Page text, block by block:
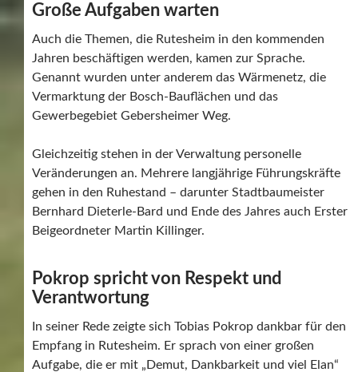
Große Aufgaben warten
Auch die Themen, die Rutesheim in den kommenden
Jahren beschäftigen werden, kamen zur Sprache.
Genannt wurden unter anderem das Wärmenetz, die
Vermarktung der Bosch-Bauflächen und das
Gewerbegebiet Gebersheimer Weg.
Gleichzeitig stehen in der Verwaltung personelle
Veränderungen an. Mehrere langjährige Führungskräfte
gehen in den Ruhestand – darunter Stadtbaumeister
Bernhard Dieterle-Bard und Ende des Jahres auch Erster
Beigeordneter Martin Killinger.
Pokrop spricht von Respekt und
Verantwortung
In seiner Rede zeigte sich Tobias Pokrop dankbar für den
Empfang in Rutesheim. Er sprach von einer großen
Aufgabe, die er mit „Demut, Dankbarkeit und viel Elan“